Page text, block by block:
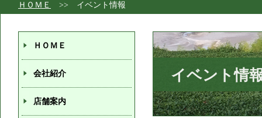
ＨＯＭＥ >> イベント情報
イベント情
ＨＯＭＥ
会社紹介
店舗案内